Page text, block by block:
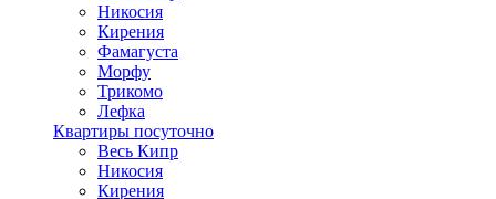
Никосия
Кирения
Фамагуста
Морфу
Трикомо
Лефка
Квартиры посуточно
Весь Кипр
Никосия
Кирения